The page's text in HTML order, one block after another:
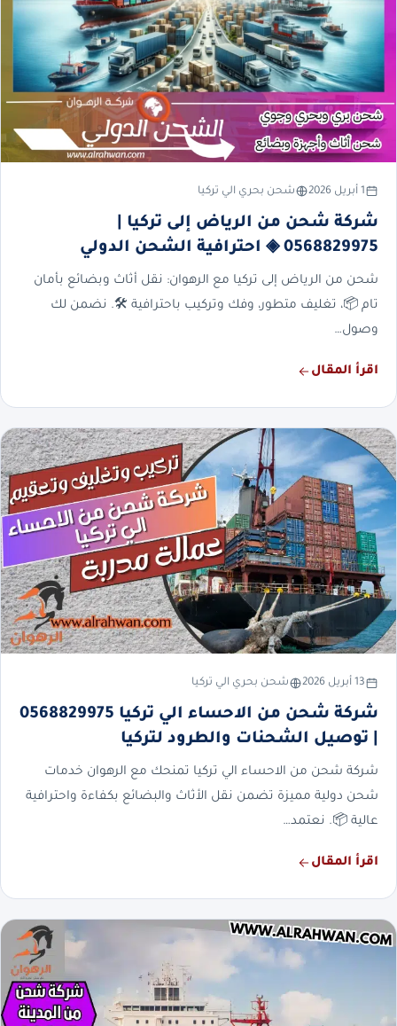
1 أبريل 2026 شحن بحري الي تركيا
شركة شحن من الرياض إلى تركيا |
0568829975 ◈ احترافية الشحن الدولي
شحن من الرياض إلى تركيا مع الرهوان: نقل أثاث وبضائع بأمان
تام 📦، تغليف متطور، وفك وتركيب باحترافية 🛠️. نضمن لك
وصول…
اقرأ المقال
13 أبريل 2026 شحن بحري الي تركيا
شركة شحن من الاحساء الي تركيا 0568829975
| توصيل الشحنات والطرود لتركيا
شركة شحن من الاحساء الي تركيا تمنحك مع الرهوان خدمات
شحن دولية مميزة تضمن نقل الأثاث والبضائع بكفاءة واحترافية
عالية 📦. نعتمد…
اقرأ المقال